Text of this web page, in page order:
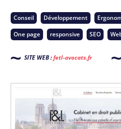
Conseil Développement
One page
responsive SEO
SITE WEB :fetl-avocats.fr